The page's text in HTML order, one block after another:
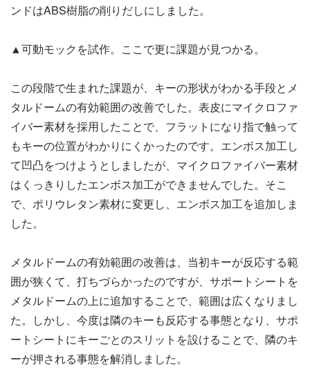
ンドはABS樹脂の削りだしにしました。
▲可動モックを試作。ここで更に課題が見つかる。
この段階で生まれた課題が、キーの形状がわかる手段とメ
タルドームの有効範囲の改善でした。表皮にマイクロファ
イバー素材を採用したことで、フラットになり指で触って
もキーの位置がわかりにくかったのです。エンボス加工し
て凹凸をつけようとしましたが、マイクロファイバー素材
はくっきりしたエンボス加工ができませんでした。そこ
で、ポリウレタン素材に変更し、エンボス加工を追加しま
した。
メタルドームの有効範囲の改善は、当初キーが反応する範
囲が狭くて、打ちづらかったのですが、サポートシートを
メタルドームの上に追加することで、範囲は広くなりまし
た。しかし、今度は隣のキーも反応する事態となり、サポ
ートシートにキーごとのスリットを設けることで、隣のキ
ーが押される事態を解消しました。